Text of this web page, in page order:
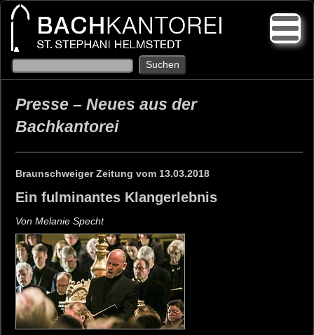
Presse – Neues aus der
Bachkantorei
Braunschweiger Zeitung vom 13.03.2018
Ein fulminantes Klangerlebnis
Von Melanie Specht